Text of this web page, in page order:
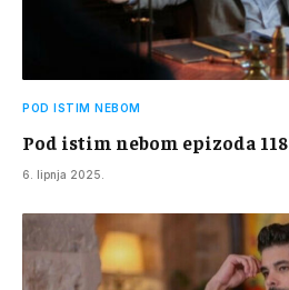
POD ISTIM NEBOM
Pod istim nebom epizoda 118
6. lipnja 2025.